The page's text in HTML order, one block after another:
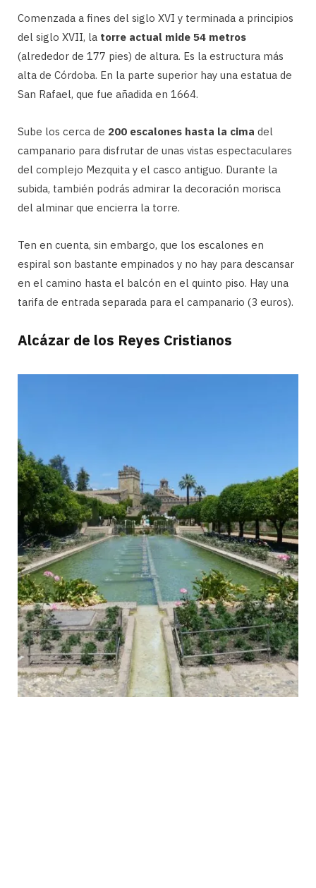
Comenzada a fines del siglo XVI y terminada a principios
del siglo XVII, la torre actual mide 54 metros
(alrededor de 177 pies) de altura. Es la estructura más
alta de Córdoba. En la parte superior hay una estatua de
San Rafael, que fue añadida en 1664.
Sube los cerca de 200 escalones hasta la cima del
campanario para disfrutar de unas vistas espectaculares
del complejo Mezquita y el casco antiguo. Durante la
subida, también podrás admirar la decoración morisca
del alminar que encierra la torre.
Ten en cuenta, sin embargo, que los escalones en
espiral son bastante empinados y no hay para descansar
en el camino hasta el balcón en el quinto piso. Hay una
tarifa de entrada separada para el campanario (3 euros).
Alcázar de los Reyes Cristianos